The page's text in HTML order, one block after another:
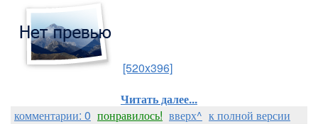
[520x396]
Читать далее...
комментарии: 0 понравилось! вверх^ к полной версии